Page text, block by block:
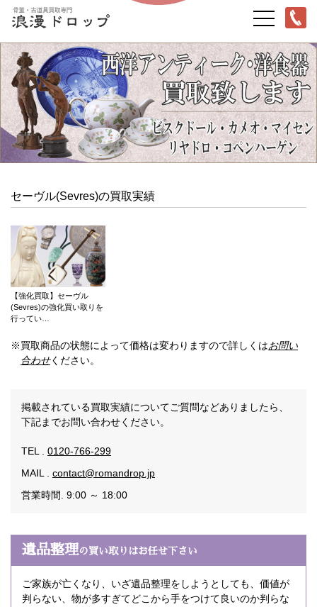
セーヴル(Sevres)の買取実績
【強化買取】セーヴル
(Sevres)の強化買い取りを
行ってい…
※買取商品の状態によって価格は変わりますので詳しくはお問い
合わせください。
掲載されている買取実績についてご質問などありましたら、
下記までお問い合わせください。
TEL . 0120-766-299
MAIL . contact@romandrop.jp
営業時間. 9:00 ～ 18:00
遺品整理の買い取りはお任せ下さい
ご家族が亡くなり、いざ遺品整理をしようとしても、価値が
判らない、物が多すぎてどこから手をつけて良いのか判らな